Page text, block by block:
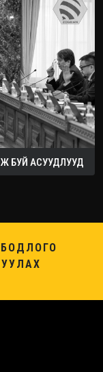
БУЙ АСУУДЛУУД